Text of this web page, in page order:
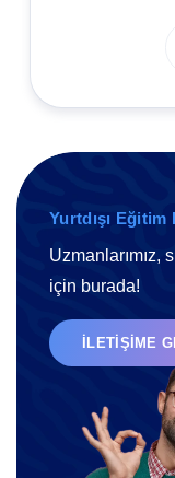
Yurtdışı Eğitim
Uzmanlarımız,
için burada!
İLETIŞIME